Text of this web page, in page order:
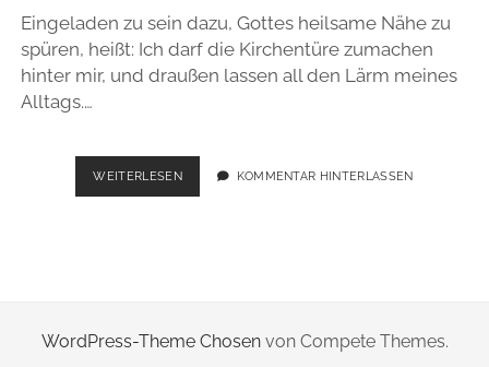
instagram
email
Eingeladen zu sein dazu, Gottes heilsame Nähe zu
spüren, heißt: Ich darf die Kirchentüre zumachen
hinter mir, und draußen lassen all den Lärm meines
Alltags.…
WEITERLESENSALBUNGSGOTTESDIENST
„ER
KOMMENTAR HINTERLASSEN
WordPress-Theme Chosenvon Compete Themes.